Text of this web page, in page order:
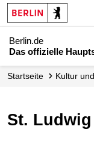
Berlin.de
Das offizielle
Startseite Kultur
St.